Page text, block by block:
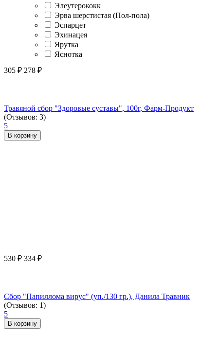
Элеутерококк
Эрва шерстистая (Пол-пола)
Эспарцет
Эхинацея
Ярутка
Яснотка
305 ₽ 278 ₽
Травяной сбор "Здоровые суставы", 100г, Фарм-Продукт
(Отзывов: 3)
5
В корзину
530 ₽ 334 ₽
Сбор "Папиллома вирус" (уп./130 гр.), Данила Травник
(Отзывов: 1)
5
В корзину